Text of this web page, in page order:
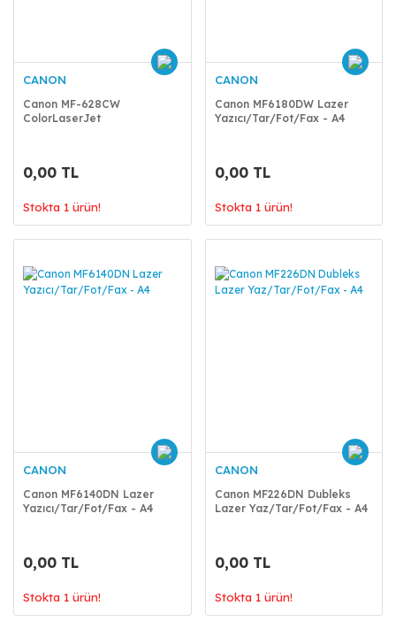
CANON
Canon MF-628CW
ColorLaserJet
0,00 TL
Stokta 1 ürün!
CANON
Canon MF6180DW Lazer
Yazıcı/Tar/Fot/Fax - A4
0,00 TL
Stokta 1 ürün!
CANON
Canon MF6140DN Lazer
Yazıcı/Tar/Fot/Fax - A4
0,00 TL
Stokta 1 ürün!
CANON
Canon MF226DN Dubleks
Lazer Yaz/Tar/Fot/Fax - A4
0,00 TL
Stokta 1 ürün!